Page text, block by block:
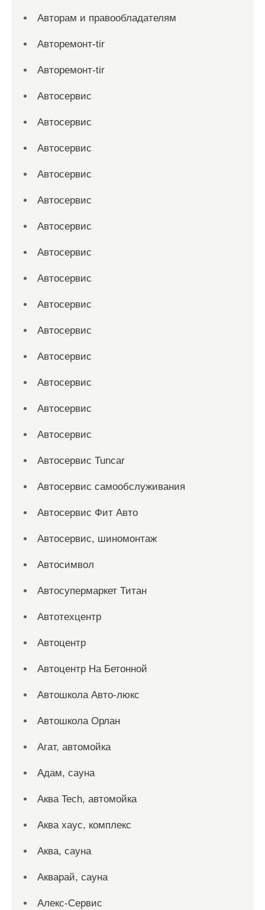
Авторам и правообладателям
Авторемонт-tir
Авторемонт-tir
Автосервис
Автосервис
Автосервис
Автосервис
Автосервис
Автосервис
Автосервис
Автосервис
Автосервис
Автосервис
Автосервис
Автосервис
Автосервис
Автосервис
Автосервис Tuncar
Автосервис самообслуживания
Автосервис Фит Авто
Автосервис, шиномонтаж
Автосимвол
Автосупермаркет Титан
Автотехцентр
Автоцентр
Автоцентр На Бетонной
Автошкола Авто-люкс
Автошкола Орлан
Агат, автомойка
Адам, сауна
Аква Tech, автомойка
Аква хаус, комплекс
Аква, сауна
Акварай, сауна
Алекс-Сервис